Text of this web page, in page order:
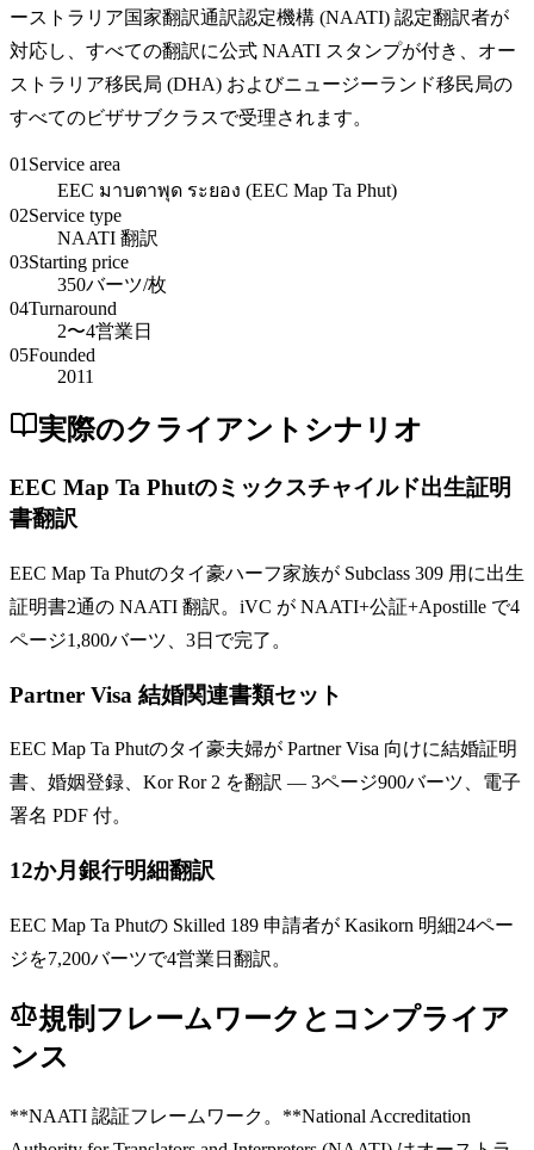
ーストラリア国家翻訳通訳認定機構 (NAATI) 認定翻訳者が
対応し、すべての翻訳に公式 NAATI スタンプが付き、オー
ストラリア移民局 (DHA) およびニュージーランド移民局の
すべてのビザサブクラスで受理されます。
01 Service area
EEC มาบตาพุด ระยอง (EEC Map Ta Phut)
02Service type
NAATI 翻訳
03Starting price
350バーツ/枚
04Turnaround
2〜4営業日
05Founded
2011
実際のクライアントシナリオ
EEC Map Ta Phutのミックスチャイルド出生証明
書翻訳
EEC Map Ta Phutのタイ豪ハーフ家族が Subclass 309 用に出生
証明書2通の NAATI 翻訳。iVC が NAATI+公証+Apostille で4
ページ1,800バーツ、3日で完了。
Partner Visa 結婚関連書類セット
EEC Map Ta Phutのタイ豪夫婦が Partner Visa 向けに結婚証明
書、婚姻登録、Kor Ror 2 を翻訳 — 3ページ900バーツ、電子
署名 PDF 付。
12か月銀行明細翻訳
EEC Map Ta Phutの Skilled 189 申請者が Kasikorn 明細24ペー
ジを7,200バーツで4営業日翻訳。
規制フレームワークとコンプライア
ンス
**NAATI 認証フレームワーク。**National Accreditation